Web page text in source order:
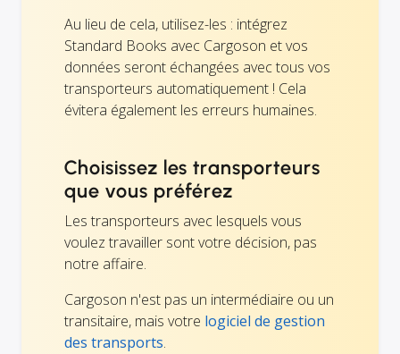
Au lieu de cela, utilisez-les : intégrez
Standard Books avec Cargoson et vos
données seront échangées avec tous vos
transporteurs automatiquement ! Cela
évitera également les erreurs humaines.
Choisissez les transporteurs
que vous préférez
Les transporteurs avec lesquels vous
voulez travailler sont votre décision, pas
notre affaire.
Cargoson n'est pas un intermédiaire ou un
transitaire, mais votre logiciel de gestion
des transports.